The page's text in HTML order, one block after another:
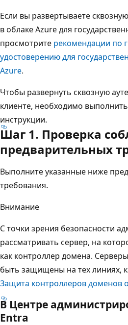
Если вы развертываете
в облаке Azure для
просмотрите рекомендации по
удостоверению для
Azure.
Чтобы развернуть сквозную
клиенте, необходимо
инструкции.
Шаг 1. Проверка
предварительных
Выполните указанные ниже
требования.
Внимание
С точки зрения безопасности
рассматривать сервер, на
как контроллер домена.
быть защищены на тех линиях,
Защита контроллеров доменов
В Центре
Entra